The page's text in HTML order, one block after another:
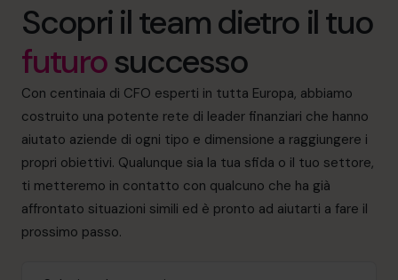
Chi siamo
Unisciti al team
Prenota una chiamata conoscitiva
+39 0695939165
informazioni@cfocentre.com
Scopri il team dietro il tuo
futurosuccesso
Con centinaia di CFO esperti in tutta Europa, abbiamo
costruito una potente rete di leader finanziari che hanno
aiutato aziende di ogni tipo e dimensione a raggiungere i
propri obiettivi. Qualunque sia la tua sfida o il tuo settore,
ti metteremo in contatto con qualcuno che ha già
affrontato situazioni simili ed è pronto ad aiutarti a fare il
prossimo passo.